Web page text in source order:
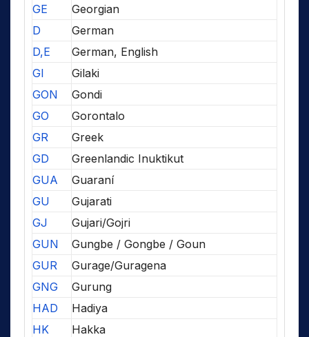
GE
Georgian
D
German
D,E
German, English
GI
Gilaki
GON
Gondi
GO
Gorontalo
GR
Greek
GD
Greenlandic Inuktikut
GUA
Guaraní
GU
Gujarati
GJ
Gujari/Gojri
GUN
Gungbe / Gongbe / Goun
GUR
Gurage/Guragena
GNG
Gurung
HAD
Hadiya
HK
Hakka